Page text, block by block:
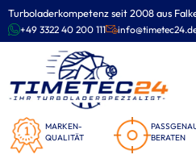
Turboladerkompetenz seit 2008 aus
+49 3322 40 200 111
MARKEN-
QUALITÄT
BERATEN
Zum
Inhalt
springen